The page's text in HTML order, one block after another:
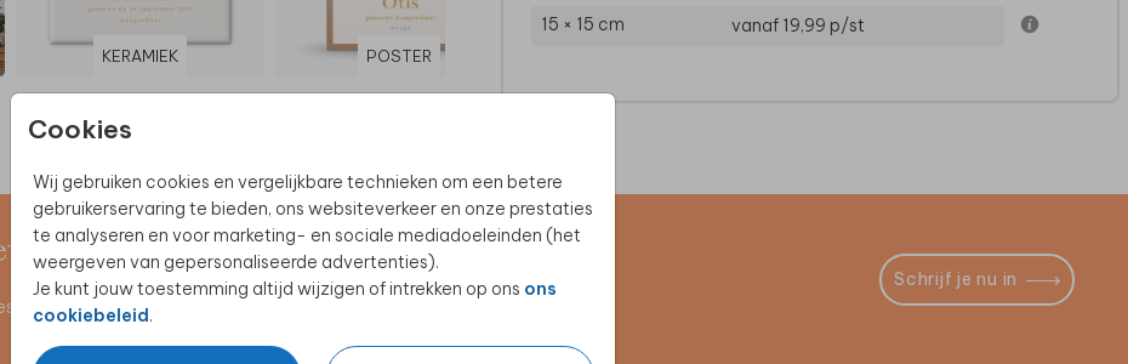
Cookies
Wij gebruiken cookies en vergelijkbare technieken om een betere
gebruikerservaring te bieden, ons websiteverkeer en onze prestaties
te analyseren en voor marketing- en sociale mediadoeleinden (het
weergeven van gepersonaliseerde advertenties).
Je kunt jouw toestemming altijd wijzigen of intrekken op ons ons
cookiebeleid.
KERAMIEK POSTER
15 × 15 cm vanaf 19,99 p/st
unieke samenwerkingen!
Schrijf je nu in